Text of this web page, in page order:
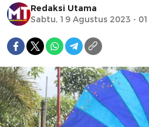
Redaksi Utama
Sabtu, 19 Agustus 2023 -